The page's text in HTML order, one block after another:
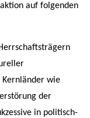
auf folgenden
Kernländer wie
der
in politisch-